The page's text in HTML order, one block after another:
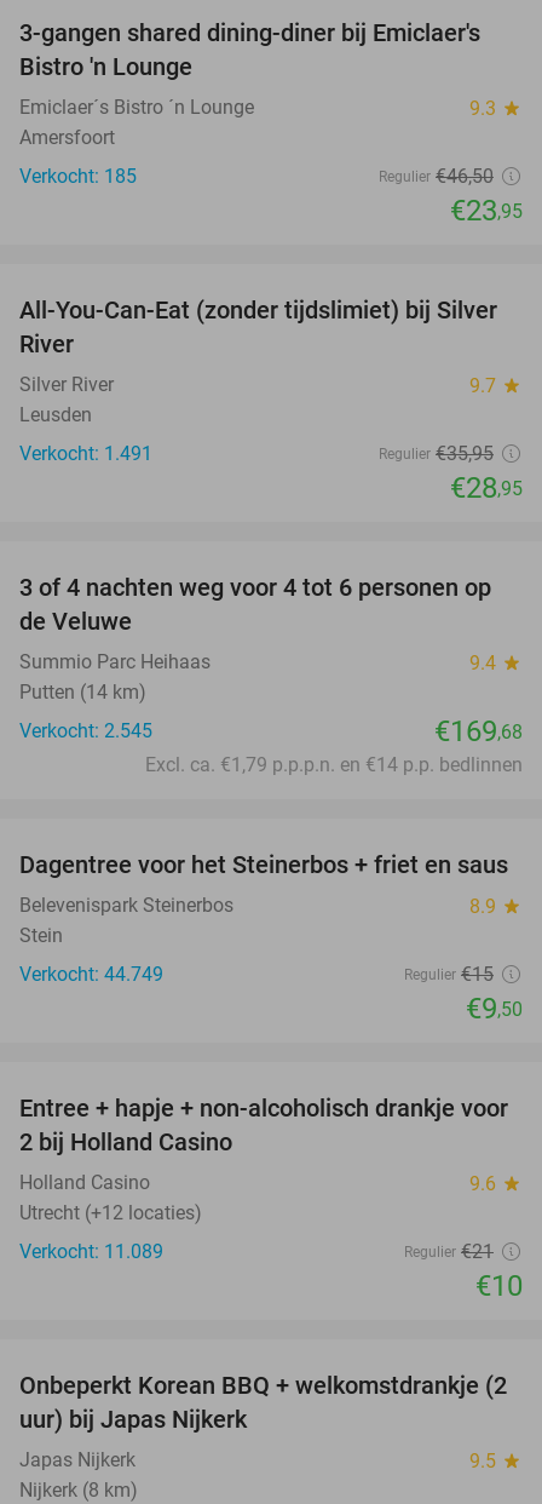
48%
3-gangen shared dining-diner bij Emiclaer's
Bistro 'n Lounge
Emiclaer´s Bistro ´n Lounge 9.3 star
Amersfoort
Verkocht: 185
Regulier €46,50
€23,95
19%
All-You-Can-Eat (zonder tijdslimiet) bij Silver
River
Silver River 9.7 star
Leusden
Verkocht: 1.491
Regulier €35,95
€28,95
3 of 4 nachten weg voor 4 tot 6 personen op
de Veluwe
Summio Parc Heihaas 9.4 star
Putten (14 km)
Verkocht: 2.545
€169,68
Excl. ca. €1,79 p.p.p.n. en €14 p.p. bedlinnen
37%
Dagentree voor het Steinerbos + friet en saus
Belevenispark Steinerbos 8.9 star
Stein
Verkocht: 44.749
Regulier €15
€9,50
52%
Entree + hapje + non-alcoholisch drankje voor
2 bij Holland Casino
Holland Casino 9.6 star
Utrecht (+12 locaties)
Verkocht: 11.089
Regulier €21
€10
34%
Onbeperkt Korean BBQ + welkomstdrankje (2
uur) bij Japas Nijkerk
Japas Nijkerk 9.5 star
Nijkerk (8 km)